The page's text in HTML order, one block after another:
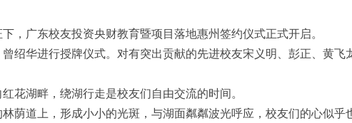
，广东校友投资央财教育暨项目落地惠州签约仪式正式开启。
绍华进行授牌仪式。对有突出贡献的先进校友宋义明、彭正、黄飞
花湖畔，绕湖行走是校友们自由交流的时间。
荫道上，形成小小的光斑，与湖面粼粼波光呼应，校友们的心似乎